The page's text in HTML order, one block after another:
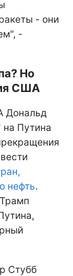
- они
-
Но
США
Дональд
на Путина
нефть.
Стубб